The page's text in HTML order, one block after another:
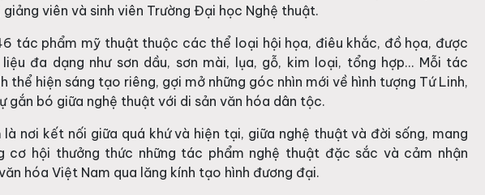
viên và sinh viên Trường Đại học Nghệ thuật.
tác phẩm mỹ thuật thuộc các thể loại hội họa, điêu khắc, đồ họa, được
đa dạng như sơn dầu, sơn mài, lụa, gỗ, kim loại, tổng hợp… Mỗi tác
thể hiện sáng tạo riêng, gợi mở những góc nhìn mới về hình tượng Tứ Linh,
gắn bó giữa nghệ thuật với di sản văn hóa dân tộc.
nơi kết nối giữa quá khứ và hiện tại, giữa nghệ thuật và đời sống, mang
cơ hội thưởng thức những tác phẩm nghệ thuật đặc sắc và cảm nhận
hóa Việt Nam qua lăng kính tạo hình đương đại.